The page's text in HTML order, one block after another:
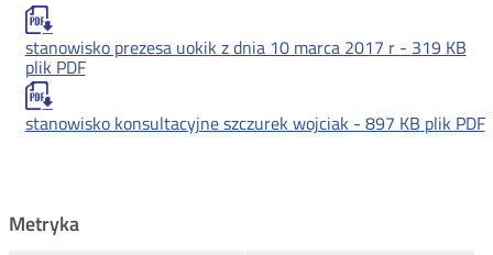
stanowisko prezesa uokik z dnia 10 marca 2017 r - 319 KB
plik PDF
stanowisko konsultacyjne szczurek wojciak - 897 KB plik PDF
Metryka